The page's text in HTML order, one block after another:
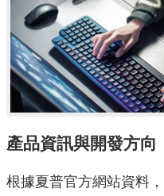
產品資訊與開發方向
根據夏普官方網站資料